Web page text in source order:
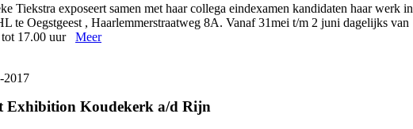
Tiekstra exposeert samen met haar collega eindexamen kandidaten haar werk in
te Oegstgeest , Haarlemmerstraatweg 8A. Vanaf 31mei t/m 2 juni dagelijks van
tot 17.00 uur Meer
2017
Exhibition Koudekerk a/d Rijn